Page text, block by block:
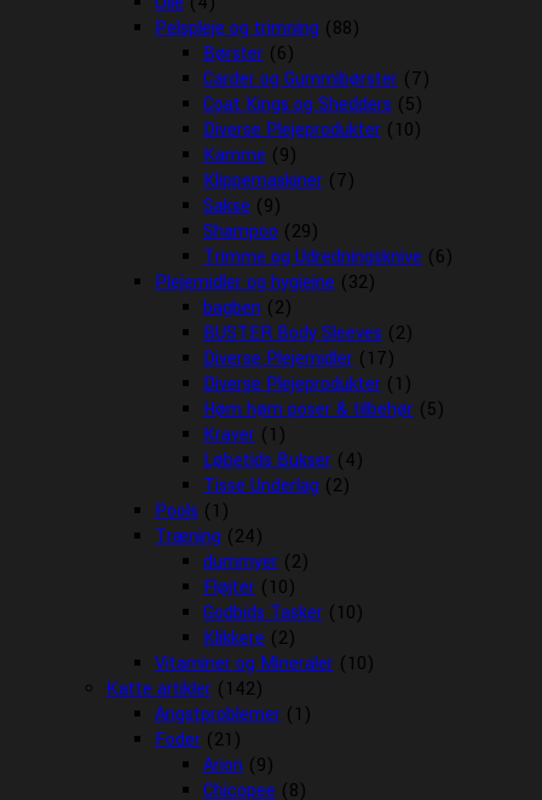
Pelspleje og trimning (88)
Børster (6)
Carder og Gummibørster (7)
Coat Kings og Shedders (5)
Diverse Plejeprodukter (10)
Kamme (9)
Klippemaskiner (7)
Sakse (9)
Shampoo (29)
Trimme og Udredningsknive (6)
Plejemidler og hygiejne (32)
bagben (2)
BUSTER Body Sleeves (2)
Diverse Plejemidler (17)
Diverse Plejeprodukter (1)
Høm høm poser & tilbehør (5)
Kraver (1)
Løbetids Bukser (4)
Tisse Underlag (2)
Pools (1)
Træning (24)
dummyer (2)
Fløjter (10)
Godbids Tasker (10)
Klikkere (2)
Vitaminer og Mineraler (10)
Katte artikler (142)
Angstproblemer (1)
Foder (21)
Arion (9)
Chicopee (8)